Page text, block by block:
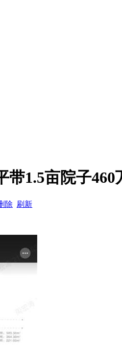
带1.5亩院子460
除 刷新